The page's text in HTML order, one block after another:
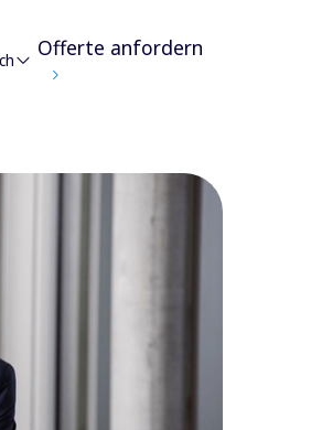
Offerte anfordern